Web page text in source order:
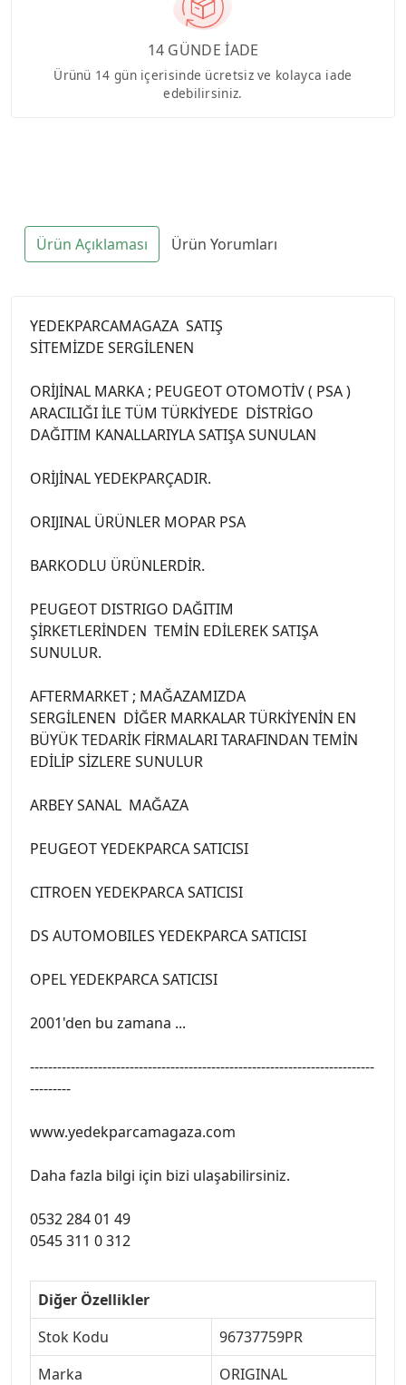
14 GÜNDE İADE
Ürünü 14 gün içerisinde ücretsiz ve kolayca iade
edebilirsiniz.
Ürün Açıklaması Ürün Yorumları
YEDEKPARCAMAGAZA SATIŞ
SİTEMİZDE SERGİLENEN
ORİJİNAL MARKA ; PEUGEOT OTOMOTİV ( PSA )
ARACILIĞI İLE TÜM TÜRKİYEDE DİSTRİGO
DAĞITIM KANALLARIYLA SATIŞA SUNULAN
ORİJİNAL YEDEKPARÇADIR.
ORIJINAL ÜRÜNLER MOPAR PSA
BARKODLU ÜRÜNLERDİR.
PEUGEOT DISTRIGO DAĞITIM
ŞİRKETLERİNDEN TEMİN EDİLEREK SATIŞA
SUNULUR.
AFTERMARKET ; MAĞAZAMIZDA
SERGİLENEN DİĞER MARKALAR TÜRKİYENİN EN
BÜYÜK TEDARİK FİRMALARI TARAFINDAN TEMİN
EDİLİP SİZLERE SUNULUR
ARBEY SANAL MAĞAZA
PEUGEOT YEDEKPARCA SATICISI
CITROEN YEDEKPARCA SATICISI
DS AUTOMOBILES YEDEKPARCA SATICISI
OPEL YEDEKPARCA SATICISI
2001'den bu zamana ...
----------------------------------------------------------------------------
---------
www.yedekparcamagaza.com
Daha fazla bilgi için bizi ulaşabilirsiniz.
0532 284 01 49
0545 311 0 312
Diğer Özellikler
Stok Kodu
96737759PR
Marka
ORIGINAL